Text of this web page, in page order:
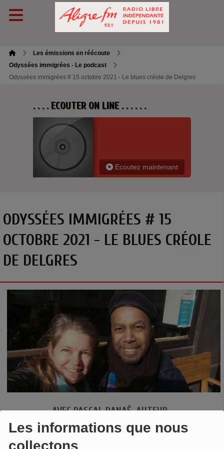
Les informations que nous
collectons
Les émissions en réécoute
Odyssées immigrées - Le podcast
Odyssées immigrées # 15 octobre 2021 - Le blues créole de Delgres
. . . . ECOUTER ON LINE . . . . . .
Ecoutez maintenant
ODYSSÉES IMMIGRÉES # 15
OCTOBRE 2021 - LE BLUES CRÉOLE
DE DELGRES
AVEC PASCAL DANAË, AUTEUR-
COMPOSITEUR, CHANTEUR ET GUITARISTE DU GROUPE